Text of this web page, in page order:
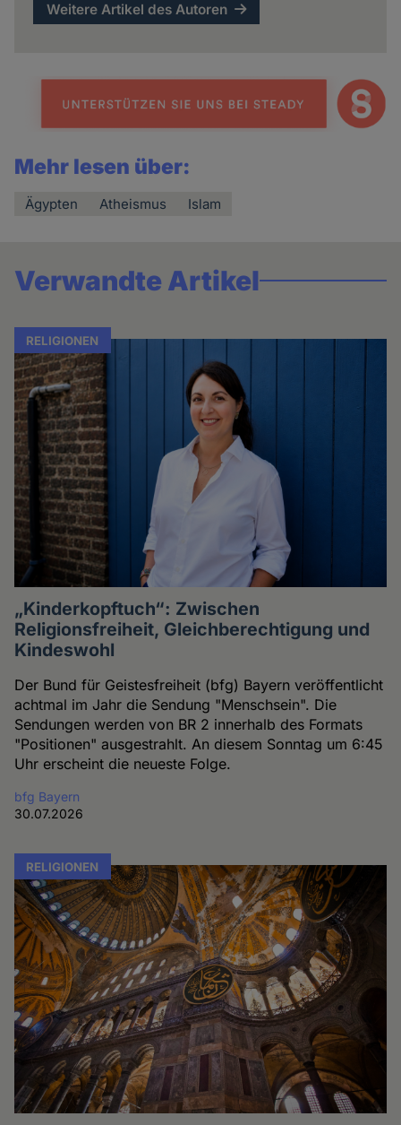
Weitere Artikel des Autoren
Mehr lesen über:
Ägypten Atheismus Islam
Verwandte Artikel
RELIGIONEN
„Kinderkopftuch“: Zwischen
Religionsfreiheit, Gleichberechtigung und
Kindeswohl
Der Bund für Geistesfreiheit (bfg) Bayern veröffentlicht
achtmal im Jahr die Sendung "Menschsein". Die
Sendungen werden von BR 2 innerhalb des Formats
"Positionen" ausgestrahlt. An diesem Sonntag um 6:45
Uhr erscheint die neueste Folge.
bfg Bayern
30.07.2026
RELIGIONEN